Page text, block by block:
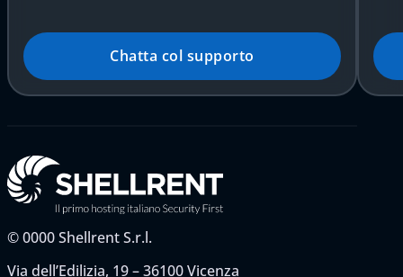
Chatta col supporto
©0000Shellrent S.r.l.
Via dell’Edilizia, 19 – 36100 Vicenza